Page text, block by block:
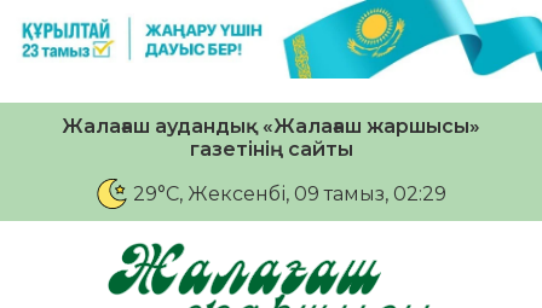
Жалағаш аудандық «Жалағаш жаршысы»
газетінің сайты
29°C, Жексенбі, 09 тамыз, 02:29